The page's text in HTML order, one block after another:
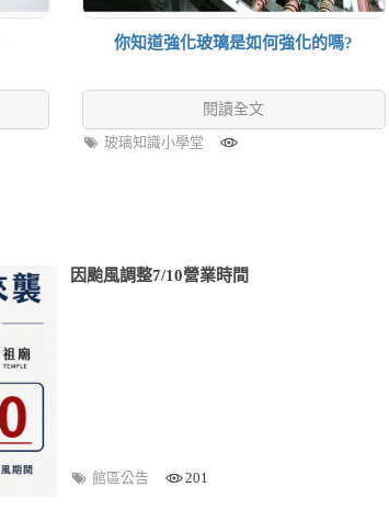
你知道強化玻璃是如何強化的嗎?
閱讀全文
玻璃知識小學堂
因颱風調整7/10營業時間
館區公告 201